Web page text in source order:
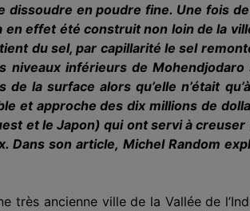
en poudre fine. Une fois
effet été construit non loin de la
du sel, par capillarité le sel
inférieurs de Mo­hendjodaro
la surface alors qu’elle n’était
et approche des dix millions de
et le Japon) qui ont servi à
son article, Michel Random
très ancienne ville de la Vallée de